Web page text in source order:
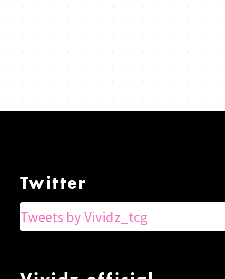
Twitter
Tweets by Vividz_tcg